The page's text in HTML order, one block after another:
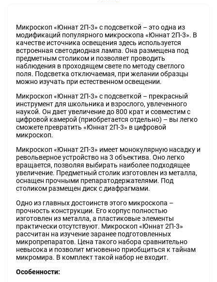
Микроскоп «Юннат 2П-3» с подсветкой – это одна из
модификаций популярного микроскопа «Юннат 2П-3». В
качестве источника освещения здесь используется
встроенная светодиодная лампа. Она размещена под
предметным столиком и позволяет проводить
наблюдения в проходящем свете по методу светлого
поля. Подсветка отключаемая, при желании образцы
можно изучать при естественном освещении.
Микроскоп «Юннат 2П-3» с подсветкой – прекрасный
инструмент для школьника и взрослого, увлеченного
наукой. Он дает увеличение до 800 крат и совместим с
цифровой камерой (приобретается отдельно) – вы легко
сможете превратить «Юннат 2П-3» в цифровой
микроскоп.
Микроскоп «Юннат 2П-3» имеет монокулярную насадку и
револьверное устройство на 3 объектива. Оно легко
вращается, позволяя выбирать наиболее подходящее
увеличение. Предметный столик изготовлен из металла,
оснащен прочными препаратодержателями. Под
столиком размещен диск с диафрагмами.
Одно из главных достоинств этого микроскопа –
прочность конструкции. Его корпус полностью
изготовлен из металла, а пластиковые элементы
практически отсутствуют. Микроскоп «Юннат 2П-3»
рассчитан на изучение заранее подготовленных
микропрепаратов. Цена такого набора сравнительно
невысока и позволит мгновенно приобщиться к тайнам
микромира. В комплект такой набор не входит.
Особенности: